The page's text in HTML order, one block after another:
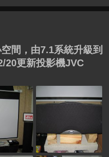
間，由7.1系統升級到
20更新投影機JVC